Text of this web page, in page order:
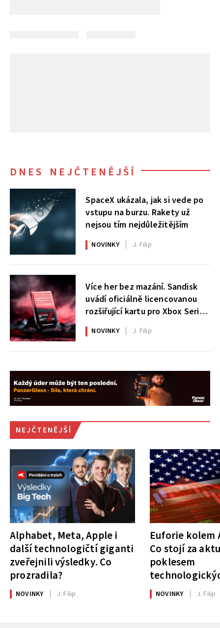
DNES NEJČTENĚJŠÍ
SpaceX ukázala, jak si vede po
vstupu na burzu. Rakety už
nejsou tím nejdůležitějším
NOVINKY J. Filip
Více her bez mazání. Sandisk
uvádí oficiálně licencovanou
rozšiřující kartu pro Xbox Series
X|S
NOVINKY J. Filip
NEJČTENĚJŠÍ
Alphabet, Meta, Apple i
další technologičtí giganti
zveřejnili výsledky. Co
prozradila?
NOVINKY J. Filip
Euforie kolem
Co stojí za
poklesem
NOVINKY J. Filip